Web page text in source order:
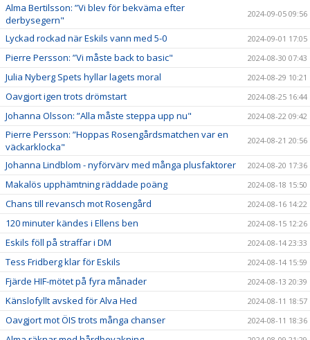
Alma Bertilsson: ”Vi blev för bekväma efter
derbysegern"
2024-09-05 09:56
Lyckad rockad när Eskils vann med 5-0 2024-09-01 17:05
Pierre Persson: ”Vi måste back to basic" 2024-08-30 07:43
Julia Nyberg Spets hyllar lagets moral 2024-08-29 10:21
Oavgjort igen trots drömstart 2024-08-25 16:44
Johanna Olsson: ”Alla måste steppa upp nu" 2024-08-22 09:42
Pierre Persson: ”Hoppas Rosengårdsmatchen var en
väckarklocka"
2024-08-21 20:56
Johanna Lindblom - nyförvärv med många plusfaktorer 2024-08-20 17:36
Makalös upphämtning räddade poäng 2024-08-18 15:50
Chans till revansch mot Rosengård 2024-08-16 14:22
120 minuter kändes i Ellens ben 2024-08-15 12:26
Eskils föll på straffar i DM 2024-08-14 23:33
Tess Fridberg klar för Eskils 2024-08-14 15:59
Fjärde HIF-mötet på fyra månader 2024-08-13 20:39
Känslofyllt avsked för Alva Hed 2024-08-11 18:57
Oavgjort mot ÖIS trots många chanser 2024-08-11 18:36